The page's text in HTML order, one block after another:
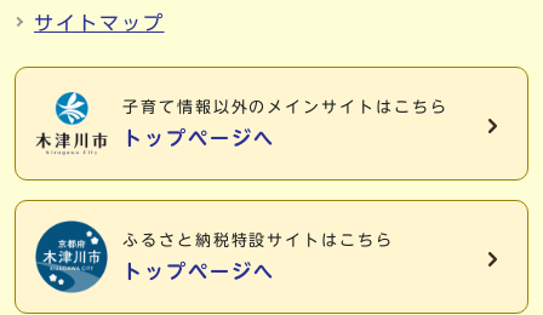
サイトマップ
子育て情報以外の メインサイトはこちら
トップページへ
ふるさと納税特設サイトはこちら
トップページへ